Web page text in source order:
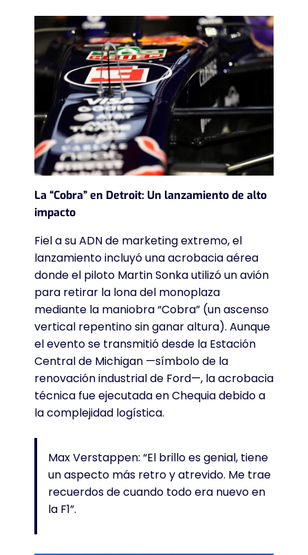
La “Cobra” en Detroit: Un lanzamiento de alto
impacto
Fiel a su ADN de marketing extremo, el
lanzamiento incluyó una acrobacia aérea
donde el piloto Martin Sonka utilizó un avión
para retirar la lona del monoplaza
mediante la maniobra “Cobra” (un ascenso
vertical repentino sin ganar altura). Aunque
el evento se transmitió desde la Estación
Central de Michigan —símbolo de la
renovación industrial de Ford—, la acrobacia
técnica fue ejecutada en Chequia debido a
la complejidad logística.
Max Verstappen: “El brillo es genial, tiene
un aspecto más retro y atrevido. Me trae
recuerdos de cuando todo era nuevo en
la F1”.